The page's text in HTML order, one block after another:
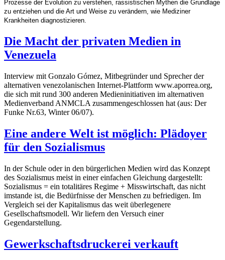
Prozesse der Evolution zu verstehen, rassistischen Mythen die Grundlage
zu entziehen und die Art und Weise zu verändern, wie Mediziner
Krankheiten diagnostizieren.
Die Macht der privaten Medien in
Venezuela
Interview mit Gonzalo Gómez, Mitbegründer und Sprecher der
alternativen venezolanischen Internet-Plattform www.aporrea.org,
die sich mit rund 300 anderen Medieninitiativen im alternativen
Medienverband ANMCLA zusammengeschlossen hat (aus: Der
Funke Nr.63, Winter 06/07).
Eine andere Welt ist möglich: Plädoyer
für den Sozialismus
In der Schule oder in den bürgerlichen Medien wird das Konzept
des Sozialismus meist in einer einfachen Gleichung dargestellt:
Sozialismus = ein totalitäres Regime + Misswirtschaft, das nicht
imstande ist, die Bedürfnisse der Menschen zu befriedigen. Im
Vergleich sei der Kapitalismus das weit überlegenere
Gesellschaftsmodell. Wir liefern den Versuch einer
Gegendarstellung.
Gewerkschaftsdruckerei verkauft